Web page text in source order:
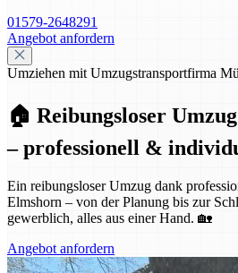
01579-2648291
Angebot anfordern
Umziehen mit Umzugstransportfirma
🏠 Reibungsloser
– professionell &
Ein reibungsloser Umzug dank
Elmshorn – von der Planung bis zur
gewerblich, alles aus einer Hand. 🏡
Angebot anfordern